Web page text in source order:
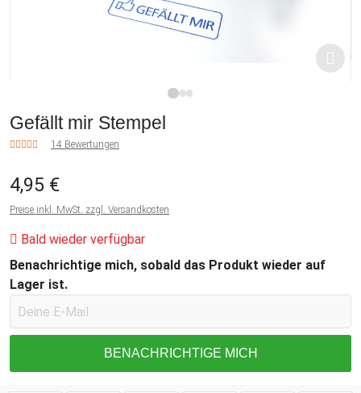
Gefällt mir Stempel
14 Bewertungen
4,95 €
Preise inkl. MwSt. zzgl. Versandkosten
Bald wieder verfügbar
Benachrichtige mich, sobald das Produkt wieder auf
Lager ist.
BENACHRICHTIGE MICH